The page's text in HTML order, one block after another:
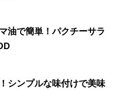
油で簡単！パクチーサラ
シンプルな味付けで美味